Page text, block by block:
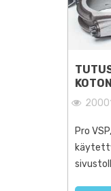
Pro